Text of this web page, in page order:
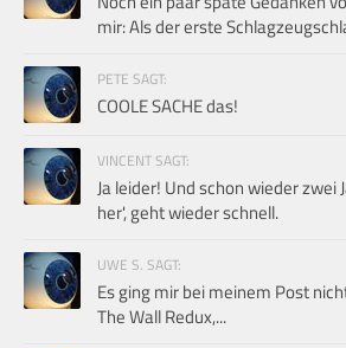
mir: Als der erste
PETE SAGT:
COOLE SACHE das!
VINCENT SAGT:
Ja leider! Und schon wieder zwei
her', geht wieder schnell.
UWE S. SAGT:
Es ging mir bei meinem Post
The Wall Redux,...